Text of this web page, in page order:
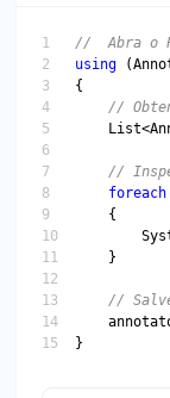
//  Abra o
using (
//
List<
//
foreach
//